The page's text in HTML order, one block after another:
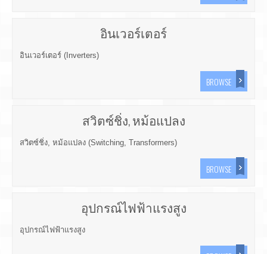
อินเวอร์เตอร์
อินเวอร์เตอร์ (Inverters)
BROWSE
สวิตซ์ชิ่ง, หม้อแปลง
สวิตซ์ชิ่ง, หม้อแปลง (Switching, Transformers)
BROWSE
อุปกรณ์ไฟฟ้าแรงสูง
อุปกรณ์ไฟฟ้าแรงสูง